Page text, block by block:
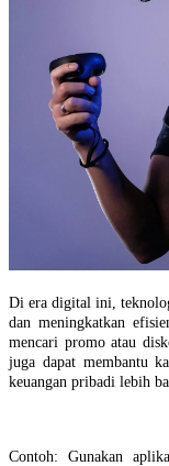
Di era digital ini,
dan meningkatkan
mencari promo atau
juga dapat membantu
keuangan pribadi lebih
Contoh: Gunakan